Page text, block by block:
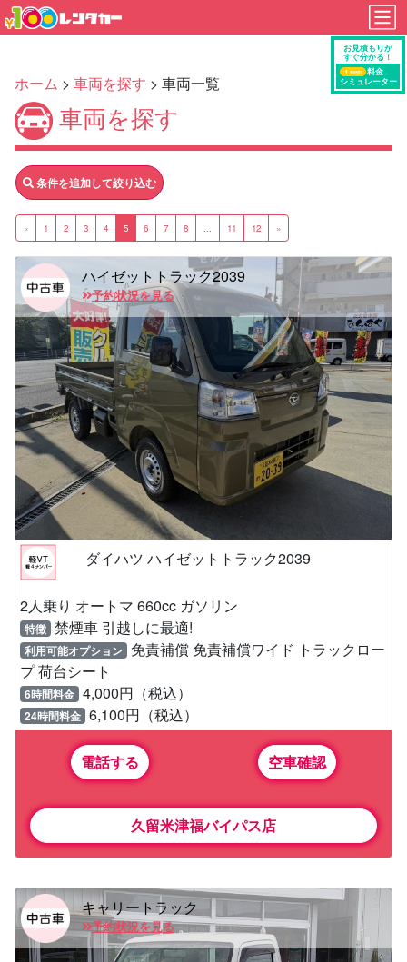
ホーム > 車両を探す > 車両一覧
車両を探す
« 1 2 3 4 5 6 7 8 ... 11 12 »
条件を追加して絞り込む
ハイゼットトラック2039
予約状況を見る
ダイハツ ハイゼットトラック2039
2人乗り オートマ 660cc ガソリン
特徴 禁煙車 引越しに最適!
利用可能オプション 免責補償 免責補償ワイド トラックロー
プ 荷台シート
6時間料金 4,000円（税込）
24時間料金 6,100円（税込）
電話する 空車確認
久留米津福バイパス店
キャリートラック
予約状況を見る